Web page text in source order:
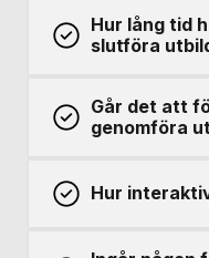
Hur lång tid
slutföra
Går det att
genomföra
Hur